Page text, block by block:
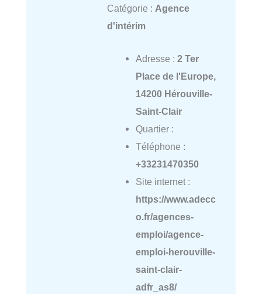
Catégorie : Agence
d'intérim
Adresse : 2 Ter
Place de l'Europe,
14200 Hérouville-
Saint-Clair
Quartier :
Téléphone :
+33231470350
Site internet :
https://www.adecc
o.fr/agences-
emploi/agence-
emploi-herouville-
saint-clair-
adfr_as8/